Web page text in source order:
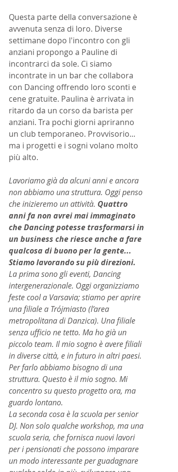
Questa parte della conversazione è
avvenuta senza di loro. Diverse
settimane dopo l'incontro con gli
anziani propongo a Pauline di
incontrarci da sole. Ci siamo
incontrate in un bar che collabora
con Dancing offrendo loro sconti e
cene gratuite. Paulina è arrivata in
ritardo da un corso da barista per
anziani. Tra pochi giorni apriranno
un club temporaneo. Provvisorio...
ma i progetti e i sogni volano molto
più alto.
Lavoriamo già da alcuni anni e ancora
non abbiamo una struttura. Oggi penso
che inizieremo un attività. Quattro
anni fa non avrei mai immaginato
che Dancing potesse trasformarsi in
un business che riesce anche a fare
qualcosa di buono per la gente...
Stiamo lavorando su più direzioni.
La prima sono gli eventi, Dancing
intergenerazionale. Oggi organizziamo
feste cool a Varsavia; stiamo per aprire
una filiale a Trójmiasto (l’area
metropolitana di Danzica). Una filiale
senza ufficio ne tetto. Ma ho già un
piccolo team. Il mio sogno è avere filiali
in diverse città, e in futuro in altri paesi.
Per farlo abbiamo bisogno di una
struttura. Questo è il mio sogno. Mi
concentro su questo progetto ora, ma
guardo lontano.
La seconda cosa è la scuola per senior
DJ. Non solo qualche workshop, ma una
scuola seria, che fornisca nuovi lavori
per i pensionati che possono imparare
un modo interessante per guadagnare